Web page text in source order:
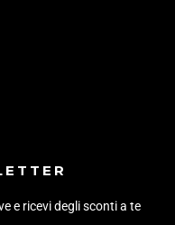
e ricevi degli sconti a te